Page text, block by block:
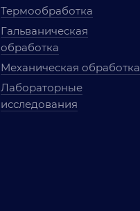
Термообработка
Гальваническая
обработка
Механическая обработка
Лабораторные
исследования